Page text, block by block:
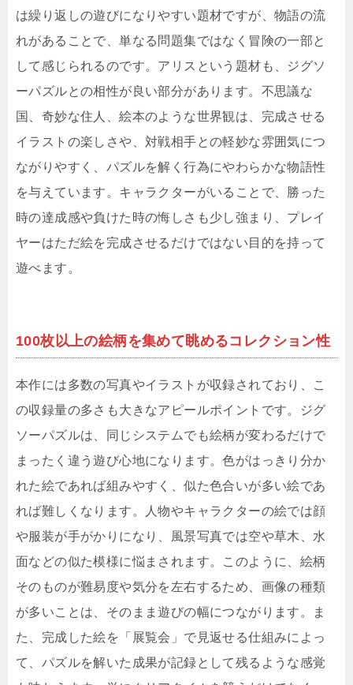
は繰り返しの遊びになりやすい題材ですが、物語の流
れがあることで、単なる問題集ではなく冒険の一部と
して感じられるのです。アリスという題材も、ジグソ
ーパズルとの相性が良い部分があります。不思議な
国、奇妙な住人、絵本のような世界観は、完成させる
イラストの楽しさや、対戦相手との軽妙な雰囲気につ
ながりやすく、パズルを解く行為にやわらかな物語性
を与えています。キャラクターがいることで、勝った
時の達成感や負けた時の悔しさも少し強まり、プレイ
ヤーはただ絵を完成させるだけではない目的を持って
遊べます。
100枚以上の絵柄を集めて眺めるコレクション性
本作には多数の写真やイラストが収録されており、こ
の収録量の多さも大きなアピールポイントです。ジグ
ソーパズルは、同じシステムでも絵柄が変わるだけで
まったく違う遊び心地になります。色がはっきり分か
れた絵であれば組みやすく、似た色合いが多い絵であ
れば難しくなります。人物やキャラクターの絵では顔
や服装が手がかりになり、風景写真では空や草木、水
面などの似た模様に悩まされます。このように、絵柄
そのものが難易度や気分を左右するため、画像の種類
が多いことは、そのまま遊びの幅につながります。ま
た、完成した絵を「展覧会」で見返せる仕組みによっ
て、パズルを解いた成果が記録として残るような感覚